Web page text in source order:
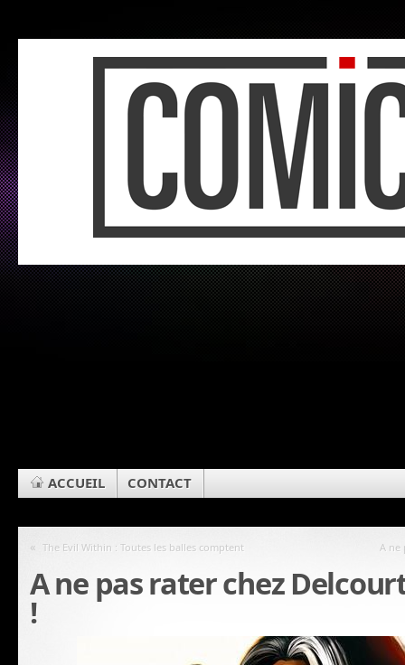
ACCUEIL CONTACT
« The Evil Within : Toutes les balles comptent A ne
A ne pas rater chez
!